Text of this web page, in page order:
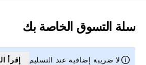
سلة التسوق الخاصة بك
لا ضريبة إضافية عند التسليم إقرأ